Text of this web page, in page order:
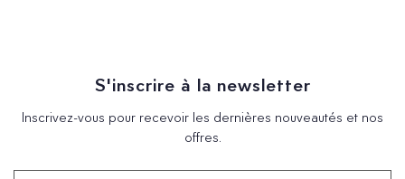
S'inscrire à la newsletter
Inscrivez-vous pour recevoir les dernières nouveautés et nos
offres.